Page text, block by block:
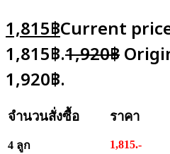
1,815฿Current
1,815฿.1,920฿
1,920฿.
จำนวนสั่งซื้อ ราคา
4 ลูก 1,815.-